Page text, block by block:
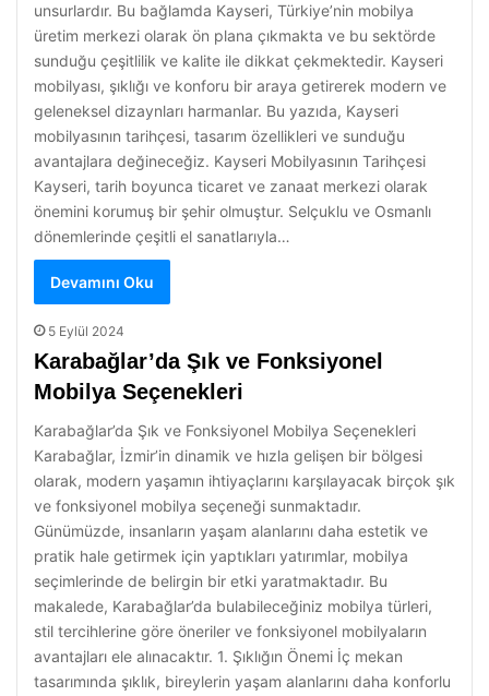
unsurlardır. Bu bağlamda Kayseri, Türkiye’nin mobilya
üretim merkezi olarak ön plana çıkmakta ve bu sektörde
sunduğu çeşitlilik ve kalite ile dikkat çekmektedir. Kayseri
mobilyası, şıklığı ve konforu bir araya getirerek modern ve
geleneksel dizaynları harmanlar. Bu yazıda, Kayseri
mobilyasının tarihçesi, tasarım özellikleri ve sunduğu
avantajlara değineceğiz. Kayseri Mobilyasının Tarihçesi
Kayseri, tarih boyunca ticaret ve zanaat merkezi olarak
önemini korumuş bir şehir olmuştur. Selçuklu ve Osmanlı
dönemlerinde çeşitli el sanatlarıyla…
Devamını Oku
5 Eylül 2024
Karabağlar’da Şık ve Fonksiyonel
Mobilya Seçenekleri
Karabağlar’da Şık ve Fonksiyonel Mobilya Seçenekleri
Karabağlar, İzmir’in dinamik ve hızla gelişen bir bölgesi
olarak, modern yaşamın ihtiyaçlarını karşılayacak birçok şık
ve fonksiyonel mobilya seçeneği sunmaktadır.
Günümüzde, insanların yaşam alanlarını daha estetik ve
pratik hale getirmek için yaptıkları yatırımlar, mobilya
seçimlerinde de belirgin bir etki yaratmaktadır. Bu
makalede, Karabağlar’da bulabileceğiniz mobilya türleri,
stil tercihlerine göre öneriler ve fonksiyonel mobilyaların
avantajları ele alınacaktır. 1. Şıklığın Önemi İç mekan
tasarımında şıklık, bireylerin yaşam alanlarını daha konforlu